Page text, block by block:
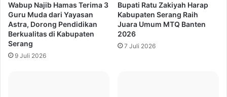
Wabup Najib Hamas Terima 3
Guru Muda dari Yayasan
Astra, Dorong Pendidikan
Berkualitas di Kabupaten
Serang
9 Juli 2026
Bupati Ratu Zakiyah Harap
Kabupaten Serang Raih
Juara Umum MTQ Banten
2026
7 Juli 2026